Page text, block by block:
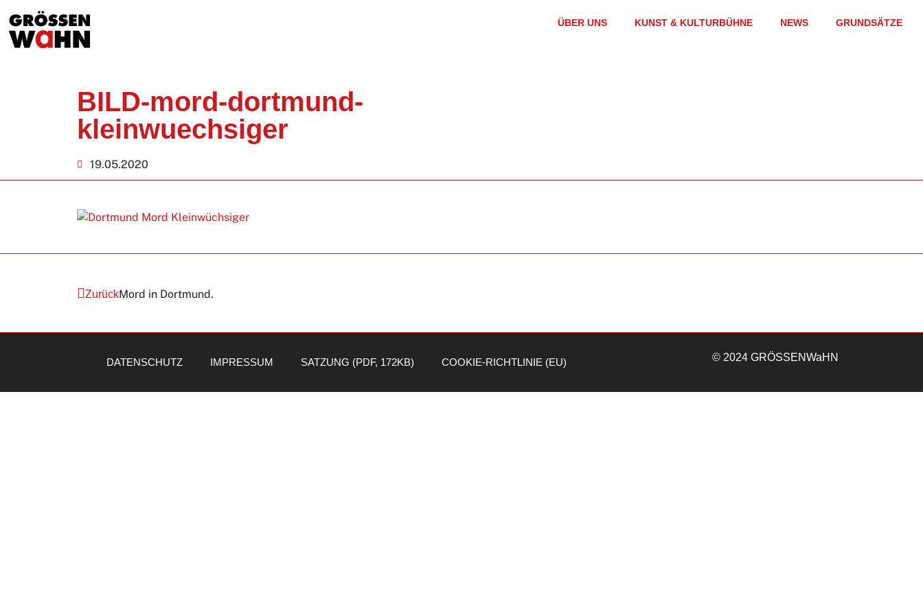
ÜBER UNS KUNST & KULTURBÜHNE NEWS GRUNDSÄTZE
BILD-mord-dortmund-
kleinwuechsiger
19.05.2020
ZurückMord in Dortmund.
DATENSCHUTZ IMPRESSUM SATZUNG (PDF, 172KB) COOKIE-RICHTLINIE (EU) © 2024 GRÖSSENWaHN